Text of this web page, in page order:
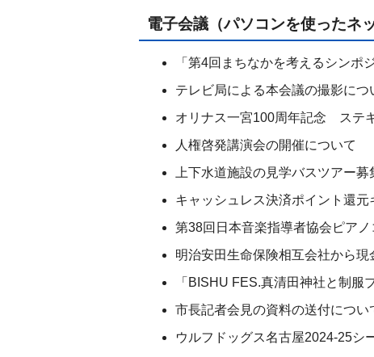
電子会議（パソコンを使ったネ
「第4回まちなかを考えるシンポ
テレビ局による本会議の撮影につ
オリナス一宮100周年記念 ステ
人権啓発講演会の開催について
上下水道施設の見学バスツアー
キャッシュレス決済ポイント還
第38回日本音楽指導者協会ピア
明治安田生命保険相互会社から現
「BISHU FES.真清田神社と制
市長記者会見の資料の送付につい
ウルフドッグス名古屋2024-25シ